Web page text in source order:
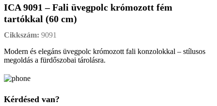
ICA 9091 – Fali üvegpolc krómozott fém
tartókkal (60 cm)
Cikkszám: 9091
Modern és elegáns üvegpolc krómozott fali konzolokkal – stílusos
megoldás a fürdőszobai tárolásra.
Kérdésed van?